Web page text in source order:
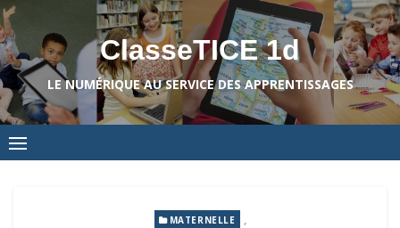
Skip
to
content
ClasseTICE 1d
LE NUMÉRIQUE AU SERVICE DES APPRENTISSAGES
MATERNELLE ,